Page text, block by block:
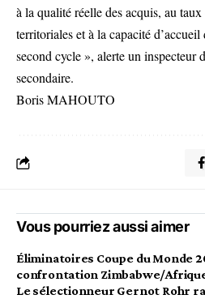
à la qualité réelle des acquis, au
territoriales et à la capacité
second cycle », alerte un inspecteur
secondaire.
Boris MAHOUTO
Vous pourriez aussi aimer
Éliminatoires Coupe du Monde
confrontation Zimbabwe/
Le sélectionneur Gernot Rohr